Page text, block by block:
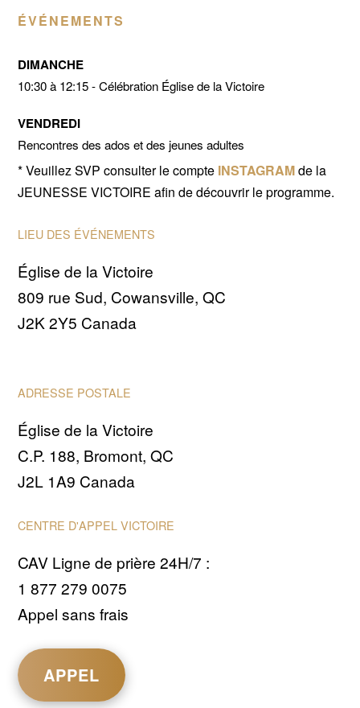
ÉVÉNEMENTS
DIMANCHE
10:30 à 12:15 - Célébration Église de la Victoire
VENDREDI
Rencontres des ados et des jeunes adultes
* Veuillez SVP consulter le compte INSTAGRAMde la
JEUNESSE VICTOIRE afin de découvrir le programme.
LIEU DES ÉVÉNEMENTS
Église de la Victoire
809 rue Sud, Cowansville, QC
J2K 2Y5 Canada
ADRESSE POSTALE
Église de la Victoire
C.P. 188, Bromont, QC
J2L 1A9 Canada
CENTRE D'APPEL VICTOIRE
CAV Ligne de prière 24H/7 :
1 877 279 0075
Appel sans frais
APPEL